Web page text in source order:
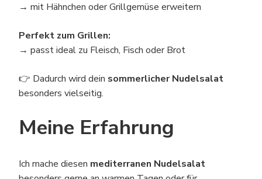
→ mit Hähnchen oder Grillgemüse erweitern
Perfekt zum Grillen:
→ passt ideal zu Fleisch, Fisch oder Brot
👉 Dadurch wird dein sommerlicher Nudelsalat
besonders vielseitig.
Meine Erfahrung
Ich mache diesen mediterranen Nudelsalat